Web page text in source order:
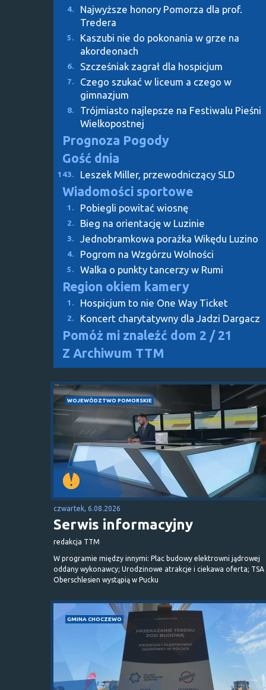
4.
Najwyższe honory Pomorza dla prof.
Tredera
5.
Kaszubi nie do pokonania w grze na
akordeonach
6. Szcześniak zagrał dla hospicjum
7.
Czego szukać w liceum a czego w
gimnazjum
8.
Trójmiasto najlepsze na Festiwalu Pieśni
Wielkopostnej
Prognoza Pogody
Gość dnia
143. Leszek Miller, przewodniczący SLD
Wiadomości sportowe
1. Pobiegli powitać wiosnę
2. Bieg na orientację w Luzinie
3. Jednobramkowa porażka Wikędu Luzino
4. Pogrom na Wzgórzu Wolności
5. Walka o punkty tancerzy w Rumi
Region okiem kamery
1. Hospicjum to nie One Way Ticket
2. Koncert charytatywny dla Jadzi Dargacz
Pomóż mi znaleźć dom 2 / 21
Z Archiwum TTM
WOJEWÓDZTWO POMORSKIE
czwartek, 6.08.2026
Serwis informacyjny
redakcja TTM
W programie między innymi: Plac budowy elektrowni jądrowej
oddany wykonawcy; Urodzinowe atrakcje i ciekawa oferta; TSA
Oberschlesien wystąpią w Pucku
GMINA CHOCZEWO